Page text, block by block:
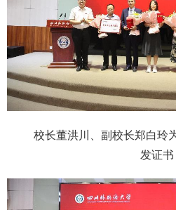
校长董洪川、副校长郑白玲
发证书